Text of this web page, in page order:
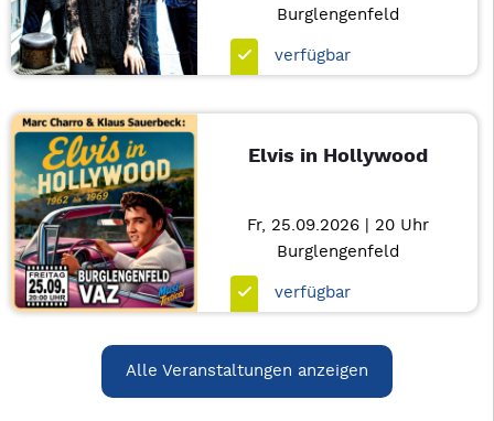
Burglengenfeld
verfügbar
Elvis in Hollywood
Fr, 25.09.2026 | 20 Uhr
Burglengenfeld
verfügbar
Alle Veranstaltungen anzeigen